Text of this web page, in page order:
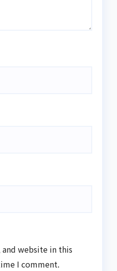
and website in this
I comment.